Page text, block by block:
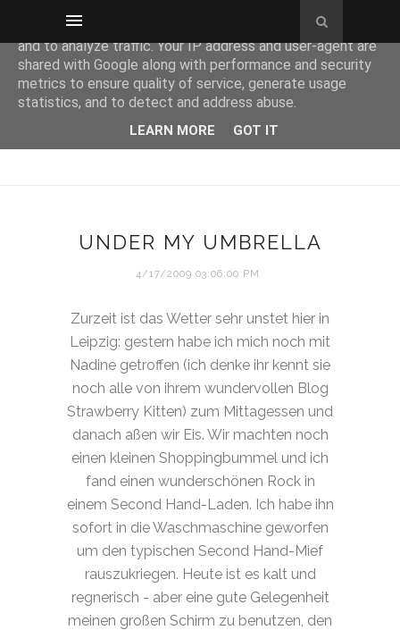
UNDER MY UMBRELLA
4/17/2009 03:06:00 PM
Zurzeit ist das Wetter sehr unstet hier in
Leipzig: gestern habe ich mich noch mit
Nadine getroffen (ich denke ihr kennt sie
noch alle von ihrem wundervollen Blog
Strawberry Kitten) zum Mittagessen und
danach aßen wir Eis. Wir machten noch
einen kleinen Shoppingbummel und ich
fand einen wunderschönen Rock in
einem Second Hand-Laden. Ich habe ihn
sofort in die Waschmaschine geworfen
um den typischen Second Hand-Mief
rauszukriegen. Heute ist es kalt und
regnerisch - aber eine gute Gelegenheit
meinen großen Schirm zu benutzen, den
This site uses cookies from Google to deliver its services
and to analyze traffic. Your IP address and user-agent are
shared with Google along with performance and security
metrics to ensure quality of service, generate usage
statistics, and to detect and address abuse.
LEARN MORE GOT IT